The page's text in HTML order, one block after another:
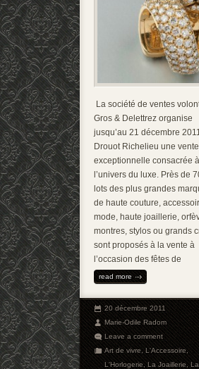
La société de ventes
Gros & Delettrez organise
jusqu’au 21 décembre
Drouot Richelieu une vente
exceptionnelle consacrée à
l’univers du luxe. Près de
lots des plus grandes
de haute couture,
mode, haute joaillerie,
montres, stylos ou grands
sont proposés à la vente à
l’occasion des fêtes de
read more
20 décembre 2011
Marie-Odile Radom
Leave a comment
Art de vivre,L'Accessoire,
L'Horlogerie,La Joaillerie,La